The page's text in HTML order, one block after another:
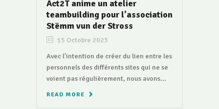
Act2T anime un atelier
teambuilding pour l’association
Stëmm vun der Stross
15 Octobre 2023
Avec l'intention de créer du lien entre les
personnels des différents sites qui ne se
voient pas régulièrement, nous avons...
READ MORE